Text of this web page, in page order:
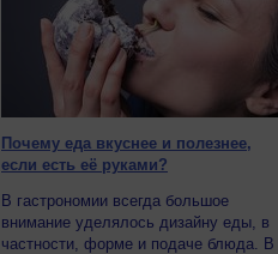
Почему еда вкуснее и полезнее,
если есть её руками?
В гастрономии всегда большое
внимание уделялось дизайну еды, в
частности, форме и подаче блюда. В